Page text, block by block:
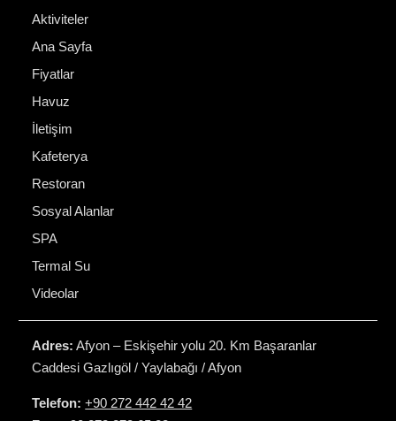
Aktiviteler
Ana Sayfa
Fiyatlar
Havuz
İletişim
Kafeterya
Restoran
Sosyal Alanlar
SPA
Termal Su
Videolar
Adres: Afyon – Eskişehir yolu 20. Km Başaranlar
Caddesi Gazlıgöl / Yaylabağı / Afyon
Telefon: +90 272 442 42 42